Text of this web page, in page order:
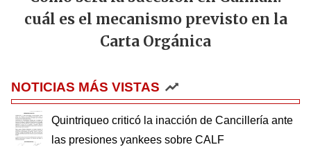
cuál es el mecanismo previsto en la
Carta Orgánica
NOTICIAS MÁS VISTAS
Quintriqueo criticó la inacción de Cancillería ante
las presiones yankees sobre CALF